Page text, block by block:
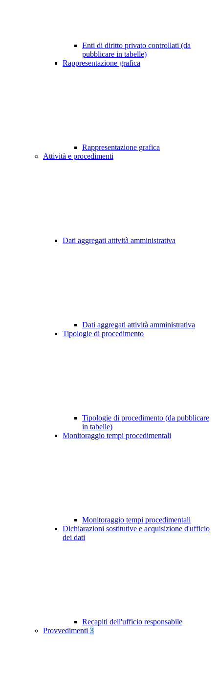
Enti di diritto privato controllati (da
pubblicare in tabelle)
Rappresentazione grafica
Rappresentazione grafica
Attività e procedimenti
Dati aggregati attività amministrativa
Dati aggregati attività amministrativa
Tipologie di procedimento
Tipologie di procedimento (da pubblicare
in tabelle)
Monitoraggio tempi procedimentali
Monitoraggio tempi procedimentali
Dichiarazioni sostitutive e acquisizione d'ufficio
dei dati
Recapiti dell'ufficio responsabile
Provvedimenti 3